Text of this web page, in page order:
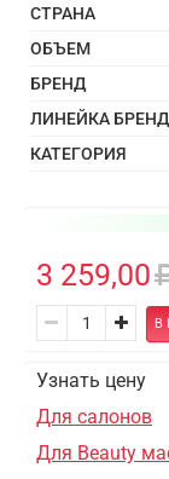
СТРАНА
ОБЪЕМ
БРЕНД
ЛИНЕЙКА
КАТЕГОРИЯ
3 259,00
В
Узнать цену
Для салонов
Для Beauty